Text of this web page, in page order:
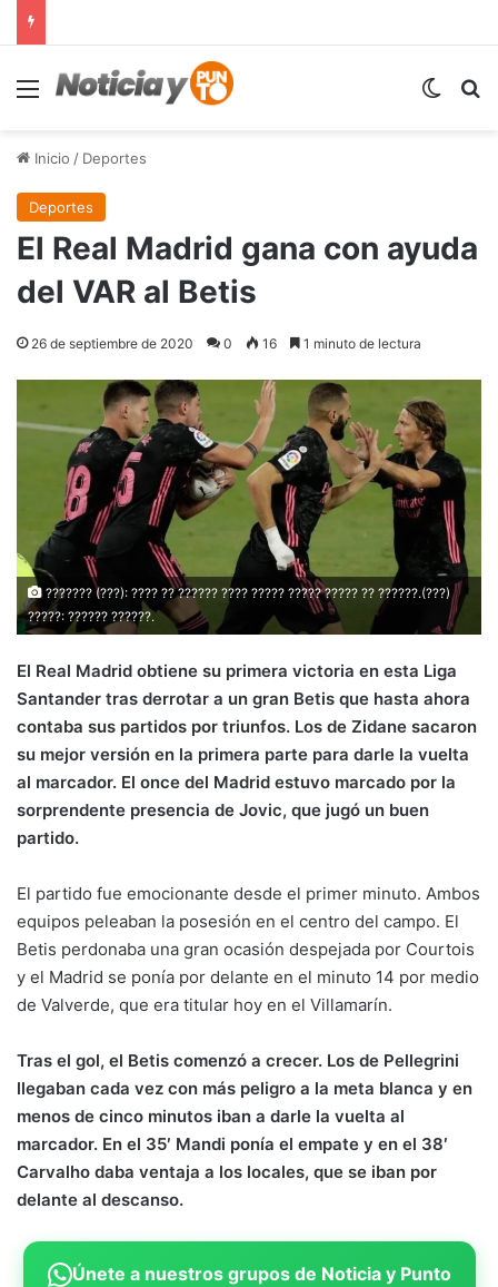
Menú
Inicio / Deportes
Deportes
El Real Madrid gana con ayuda
del VAR al Betis
26 de septiembre de 2020 0 16 1 minuto de lectura
??????? (???): ???? ?? ?????? ???? ????? ????? ????? ?? ??????.(???)
?????: ?????? ??????.
El Real Madrid obtiene su primera victoria en esta Liga
Santander tras derrotar a un gran Betis que hasta ahora
contaba sus partidos por triunfos. Los de Zidane sacaron
su mejor versión en la primera parte para darle la vuelta
al marcador. El once del Madrid estuvo marcado por la
sorprendente presencia de Jovic, que jugó un buen
partido.
El partido fue emocionante desde el primer minuto. Ambos
equipos peleaban la posesión en el centro del campo. El
Betis perdonaba una gran ocasión despejada por Courtois
y el Madrid se ponía por delante en el minuto 14 por medio
de Valverde, que era titular hoy en el Villamarín.
Tras el gol, el Betis comenzó a crecer. Los de Pellegrini
llegaban cada vez con más peligro a la meta blanca y en
menos de cinco minutos iban a darle la vuelta al
marcador. En el 35′ Mandi ponía el empate y en el 38′
Carvalho daba ventaja a los locales, que se iban por
delante al descanso.
Únete a nuestros grupos de Noticia y Punto